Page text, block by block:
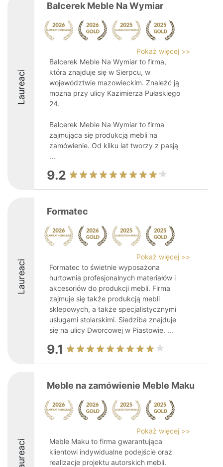
Laureaci
Balcerek Meble Na Wymiar
Pokaż więcej >>
Balcerek Meble Na Wymiar to firma,
która znajduje się w Sierpcu, w
województwie mazowieckim. Znaleźć ją
można przy ulicy Kazimierza Pułaskiego
24.
Balcerek Meble Na Wymiar to firma
zajmująca się produkcją mebli na
zamówienie. Od kilku lat tworzy z pasją
...
9.2
Laureaci
Formatec
Pokaż więcej >>
Formatec to świetnie wyposażona
hurtownia profesjonalnych materiałów i
akcesoriów do produkcji mebli. Firma
zajmuje się także produkcją mebli
sklepowych, a także specjalistycznymi
usługami stolarskimi. Siedziba znajduje
się na ulicy Dworcowej w Piastowie. ...
9.1
Laureaci
Meble na zamówienie Meble Maku
Pokaż więcej >>
Meble Maku to firma gwarantująca
klientowi indywidualne podejście oraz
realizacje projektu autorskich mebli.